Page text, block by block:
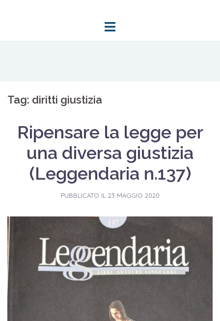
Tag: diritti giustizia
Ripensare la legge per
una diversa giustizia
(Leggendaria n.137)
PUBBLICATO IL 23 MAGGIO 2020